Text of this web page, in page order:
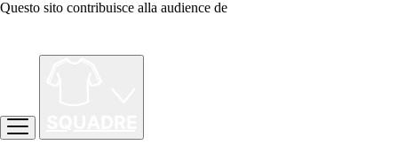
Questo sito contribuisce alla audience de